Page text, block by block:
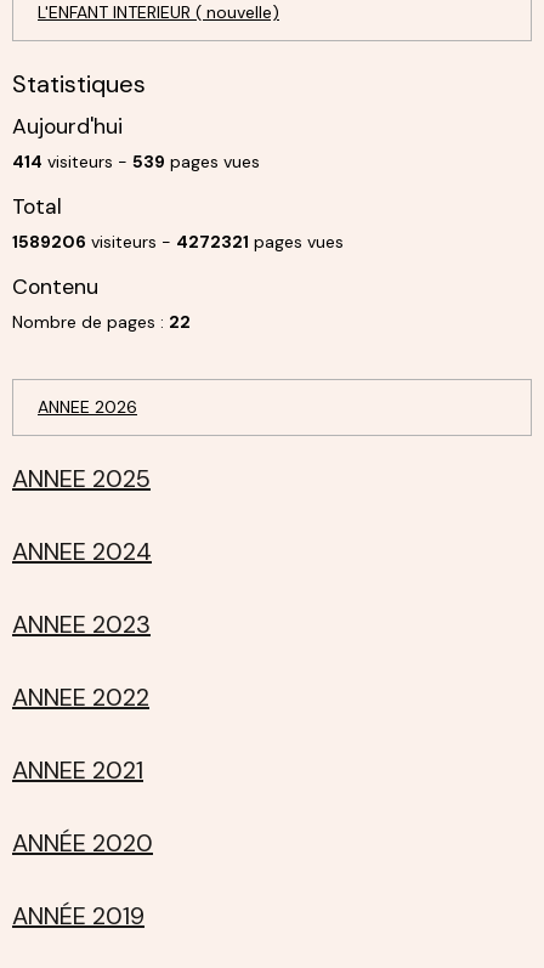
L'ENFANT INTERIEUR ( nouvelle)
Statistiques
Aujourd'hui
414 visiteurs - 539 pages vues
Total
1589206 visiteurs - 4272321 pages vues
Contenu
Nombre de pages : 22
ANNEE 2026
ANNEE 2025
ANNEE 2024
ANNEE 2023
ANNEE 2022
ANNEE 2021
ANNÉE 2020
ANNÉE 2019